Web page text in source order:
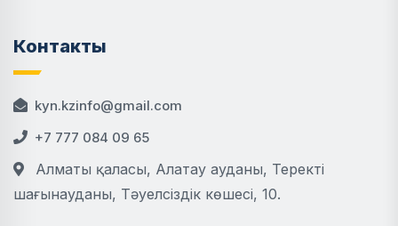
Контакты
kyn.kzinfo@gmail.com
+7 777 084 09 65
Алматы қаласы, Алатау ауданы, Теректі
шағынауданы, Тәуелсіздік көшесі, 10.